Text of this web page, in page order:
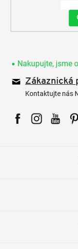
Nakupujte, jsme
Zákaznická
Kontaktujte nás